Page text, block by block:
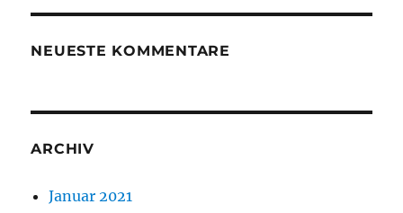
NEUESTE KOMMENTARE
ARCHIV
Januar 2021